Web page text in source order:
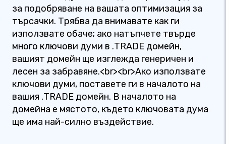
за подобряване на вашата оптимизация за
търсачки. Трябва да внимавате как ги
използвате обаче; ако натъпчете твърде
много ключови думи в .TRADE домейн,
вашият домейн ще изглежда генеричен и
лесен за забравяне.<br><br>Ако използвате
ключови думи, поставете ги в началото на
вашия .TRADE домейн. В началото на
домейна е мястото, където ключовата дума
ще има най-силно въздействие.